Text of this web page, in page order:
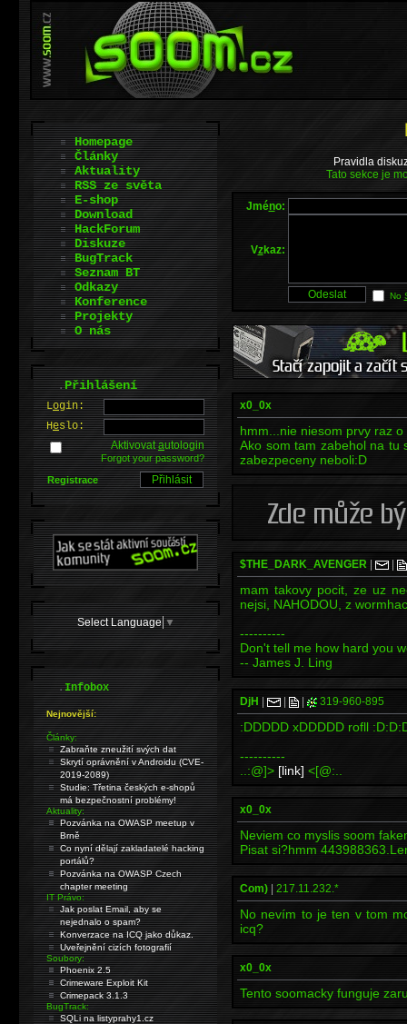
Pravidla
Tato sekce je
Jméno:
Vzkaz:
No
x0_0x
hmm...nie niesom prvy raz
Ako som tam zabehol na tu
zabezpeceny neboli:D
$THE_DARK_AVENGER
mam takovy pocit, ze uz
nejsi, NAHODOU, z
----------
Don't tell me how hard you
-- James J. Ling
DjH 319-960-895
:DDDDD xDDDDD rofll
----------
..:@]> [link] <[@:..
x0_0x
Neviem co myslis soom
Pisat si?hmm
Com) 217.11.232.*
No nevím to je ten v tom
icq?
x0_0x
Tento soomacky funguje
Homepage
Články
Aktuality
RSS ze světa
E-shop
Download
HackForum
Diskuze
BugTrack
Seznam BT
Odkazy
Konference
Projekty
O nás
.Přihlášení
Login:
Heslo:
Aktivovatautologin
Forgot your password?
Registrace
Select Language ▼
.Infobox
Nejnovější:
Články:
Zabraňte zneužití svých dat
Skrytí oprávnění v Androidu (CVE-
2019-2089)
Studie: Třetina českých e-shopů
má bezpečnostní problémy!
Aktuality:
Pozvánka na OWASP meetup v
Brně
Co nyní dělají zakladatelé hacking
portálů?
Pozvánka na OWASP Czech
chapter meeting
IT Právo:
Jak poslat Email, aby se
nejednalo o spam?
Konverzace na ICQ jako důkaz.
Uveřejnění cizích fotografií
Soubory:
Phoenix 2.5
Crimeware Exploit Kit
Crimepack 3.1.3
BugTrack:
SQLi na listyprahy1.cz